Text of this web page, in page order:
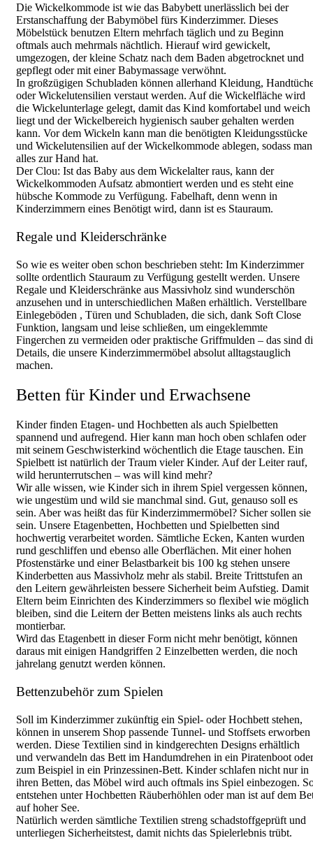
Die Wickelkommode ist wie das Babybett unerlässlich bei der
Erstanschaffung der Babymöbel fürs Kinderzimmer. Dieses
Möbelstück benutzen Eltern mehrfach täglich und zu Beginn
oftmals auch mehrmals nächtlich. Hierauf wird gewickelt,
umgezogen, der kleine Schatz nach dem Baden abgetrocknet und
gepflegt oder mit einer Babymassage verwöhnt.
In großzügigen Schubladen können allerhand Kleidung,
oder Wickelutensilien verstaut werden. Auf die Wickelfläche wird
die Wickelunterlage gelegt, damit das Kind komfortabel und weich
liegt und der Wickelbereich hygienisch sauber gehalten werden
kann. Vor dem Wickeln kann man die benötigten Kleidungsstücke
und Wickelutensilien auf der Wickelkommode ablegen, sodass man
alles zur Hand hat.
Der Clou: Ist das Baby aus dem Wickelalter raus, kann der
Wickelkommoden Aufsatz abmontiert werden und es steht eine
hübsche Kommode zu Verfügung. Fabelhaft, denn wenn in
Kinderzimmern eines Benötigt wird, dann ist es Stauraum.
Regale und Kleiderschränke
So wie es weiter oben schon beschrieben steht: Im Kinderzimmer
sollte ordentlich Stauraum zu Verfügung gestellt werden. Unsere
Regale und Kleiderschränke aus Massivholz sind wunderschön
anzusehen und in unterschiedlichen Maßen erhältlich. Verstellbare
Einlegeböden , Türen und Schubladen, die sich, dank Soft Close
Funktion, langsam und leise schließen, um eingeklemmte
Fingerchen zu vermeiden oder praktische Griffmulden – das sind
Details, die unsere Kinderzimmermöbel absolut alltagstauglich
machen.
Betten für Kinder und Erwachsene
Kinder finden Etagen- und Hochbetten als auch Spielbetten
spannend und aufregend. Hier kann man hoch oben schlafen oder
mit seinem Geschwisterkind wöchentlich die Etage tauschen. Ein
Spielbett ist natürlich der Traum vieler Kinder. Auf der Leiter rauf,
wild herunterrutschen – was will kind mehr?
Wir alle wissen, wie Kinder sich in ihrem Spiel vergessen können,
wie ungestüm und wild sie manchmal sind. Gut, genauso soll es
sein. Aber was heißt das für Kinderzimmermöbel? Sicher sollen sie
sein. Unsere Etagenbetten, Hochbetten und Spielbetten sind
hochwertig verarbeitet worden. Sämtliche Ecken, Kanten wurden
rund geschliffen und ebenso alle Oberflächen. Mit einer hohen
Pfostenstärke und einer Belastbarkeit bis 100 kg stehen unsere
Kinderbetten aus Massivholz mehr als stabil. Breite Trittstufen an
den Leitern gewährleisten bessere Sicherheit beim Aufstieg. Damit
Eltern beim Einrichten des Kinderzimmers so flexibel wie möglich
bleiben, sind die Leitern der Betten meistens links als auch rechts
montierbar.
Wird das Etagenbett in dieser Form nicht mehr benötigt, können
daraus mit einigen Handgriffen 2 Einzelbetten werden, die noch
jahrelang genutzt werden können.
Bettenzubehör zum Spielen
Soll im Kinderzimmer zukünftig ein Spiel- oder Hochbett stehen,
können in unserem Shop passende Tunnel- und Stoffsets erworben
werden. Diese Textilien sind in kindgerechten Designs erhältlich
und verwandeln das Bett im Handumdrehen in ein Piratenboot oder
zum Beispiel in ein Prinzessinen-Bett. Kinder schlafen nicht nur in
ihren Betten, das Möbel wird auch oftmals ins Spiel einbezogen.
entstehen unter Hochbetten Räuberhöhlen oder man ist auf dem
auf hoher See.
Natürlich werden sämtliche Textilien streng schadstoffgeprüft und
unterliegen Sicherheitstest, damit nichts das Spielerlebnis trübt.